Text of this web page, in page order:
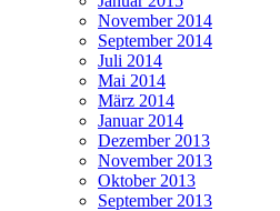
November 2014
September 2014
Juli 2014
Mai 2014
März 2014
Januar 2014
Dezember 2013
November 2013
Oktober 2013
September 2013